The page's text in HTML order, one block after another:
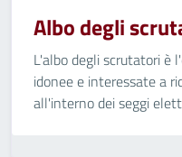
Albo degli
L'albo degli scrutatori è
idonee e interessate a
all'interno dei seggi